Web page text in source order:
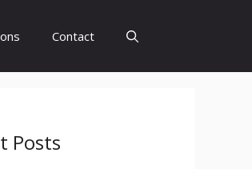
Contact
Posts